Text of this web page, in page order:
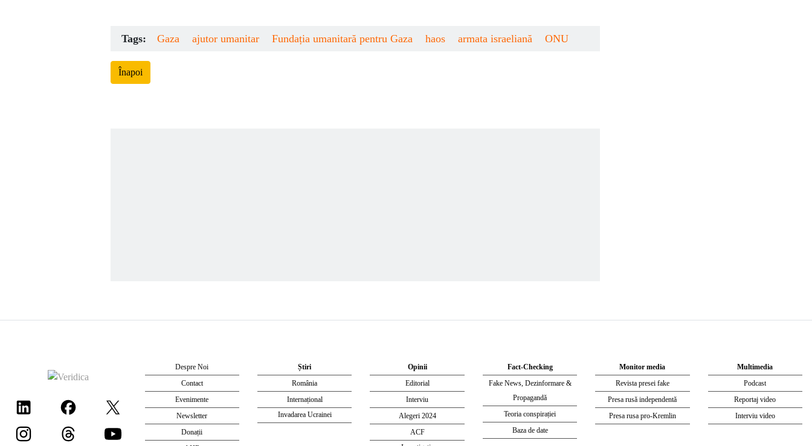
Tags: Gaza ajutor umanitar Fundația umanitară pentru Gaza haos armata israeliană ONU
Înapoi
Despre Noi
Contact
Evenimente
Newsletter
Donații
Știri
România
Internațional
Invadarea Ucrainei
Opinii
Editorial
Interviu
Alegeri 2024
ACF
Fact-Checking
Fake News, Dezinformare &
Propagandă
Teoria conspirației
Baza de date
Monitor media
Revista presei fake
Presa rusă independentă
Presa rusa pro-Kremlin
Multimedia
Podcast
Reportaj video
Interviu video